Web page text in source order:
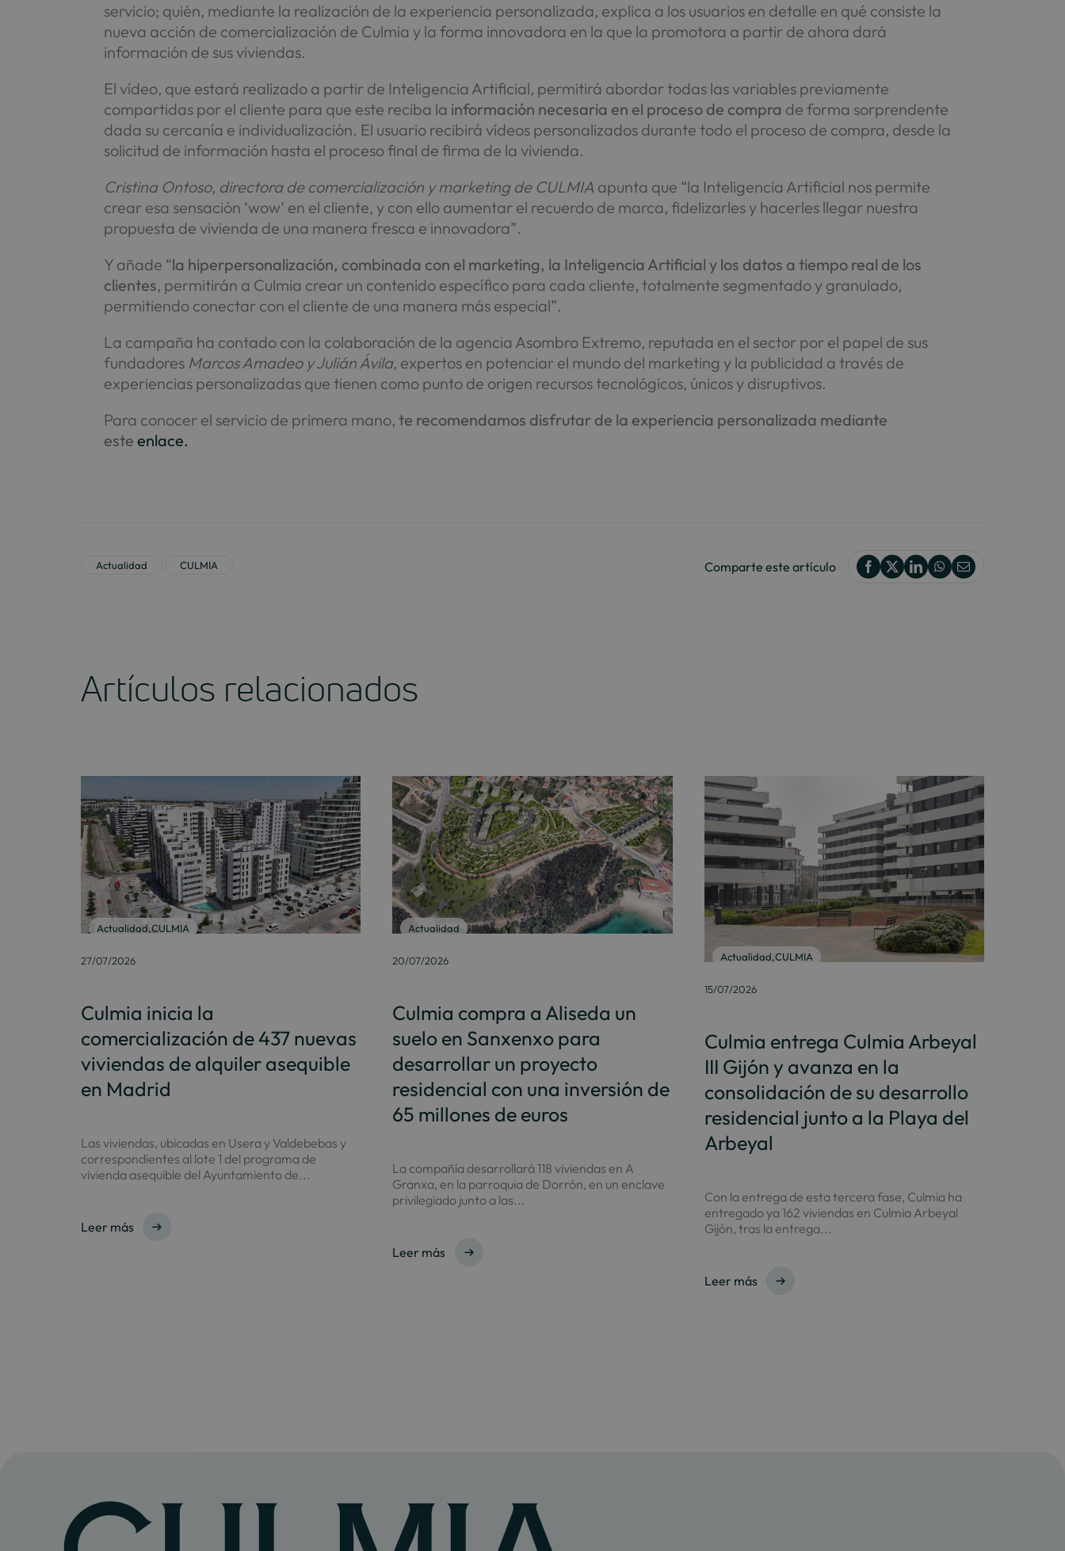
servicio; quién, mediante la realización de la experiencia personalizada, explica a los usuarios en detalle en qué consiste la
nueva acción de comercialización de Culmia y la forma innovadora en la que la promotora a partir de ahora dará
información de sus viviendas.
El vídeo, que estará realizado a partir de Inteligencia Artificial, permitirá abordar todas las variables previamente
compartidas por el cliente para que este reciba la información necesaria en el proceso de compra de forma sorprendente
dada su cercanía e individualización. El usuario recibirá vídeos personalizados durante todo el proceso de compra, desde la
solicitud de información hasta el proceso final de firma de la vivienda.
Cristina Ontoso, directora de comercialización y marketing de CULMIA apunta que “la Inteligencia Artificial nos permite
crear esa sensación ‘wow’ en el cliente, y con ello aumentar el recuerdo de marca, fidelizarles y hacerles llegar nuestra
propuesta de vivienda de una manera fresca e innovadora”.
Y añade “la hiperpersonalización, combinada con el marketing, la Inteligencia Artificial y los datos a tiempo real de los
clientes, permitirán a Culmia crear un contenido específico para cada cliente, totalmente segmentado y granulado,
permitiendo conectar con el cliente de una manera más especial”.
La campaña ha contado con la colaboración de la agencia Asombro Extremo, reputada en el sector por el papel de sus
fundadores Marcos Amadeo y Julián Ávila, expertos en potenciar el mundo del marketing y la publicidad a través de
experiencias personalizadas que tienen como punto de origen recursos tecnológicos, únicos y disruptivos.
Para conocer el servicio de primera mano,te recomendamos disfrutar de la experiencia personalizada mediante
esteenlace.
Actualidad CULMIA Comparte este artículo
Artículos relacionados
Actualidad,CULMIA
27/07/2026
Culmia inicia la
comercialización de 437 nuevas
viviendas de alquiler asequible
en Madrid
Las viviendas, ubicadas en Usera y Valdebebas y
correspondientes al lote 1 del programa de
vivienda asequible del Ayuntamiento de...
Leer más
Actualidad
20/07/2026
Culmia compra a Aliseda un
suelo en Sanxenxo para
desarrollar un proyecto
residencial con una inversión de
65 millones de euros
La compañía desarrollará 118 viviendas en A
Granxa, en la parroquia de Dorrón, en un enclave
privilegiado junto a las...
Leer más
Actualidad,CULMIA
15/07/2026
Culmia entrega Culmia Arbeyal
III Gijón y avanza en la
consolidación de su desarrollo
residencial junto a la Playa del
Arbeyal
Con la entrega de esta tercera fase, Culmia ha
entregado ya 162 viviendas en Culmia Arbeyal
Gijón, tras la entrega...
Leer más